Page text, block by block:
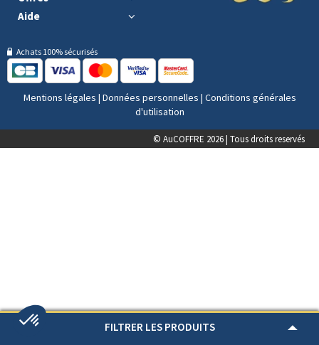
FILTRER LES PRODUITS
Aide
Achats 100% sécurisés
Mentions légales | Données personnelles | Conditions générales
d'utilisation
© AuCOFFRE 2026 | Tous droits reservés